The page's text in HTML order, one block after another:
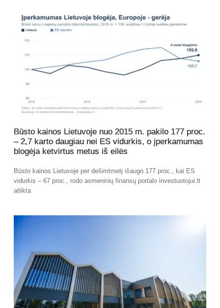
Būsto kainos Lietuvoje nuo 2015 m. pakilo 177 proc.
– 2,7 karto daugiau nei ES vidurkis, o įperkamumas
blogėja ketvirtus metus iš eilės
Būsto kainos Lietuvoje per dešimtmetį išaugo 177 proc., kai ES
vidurkis – 67 proc., rodo asmeninių finansų portalo investuotojui.lt
atlikta